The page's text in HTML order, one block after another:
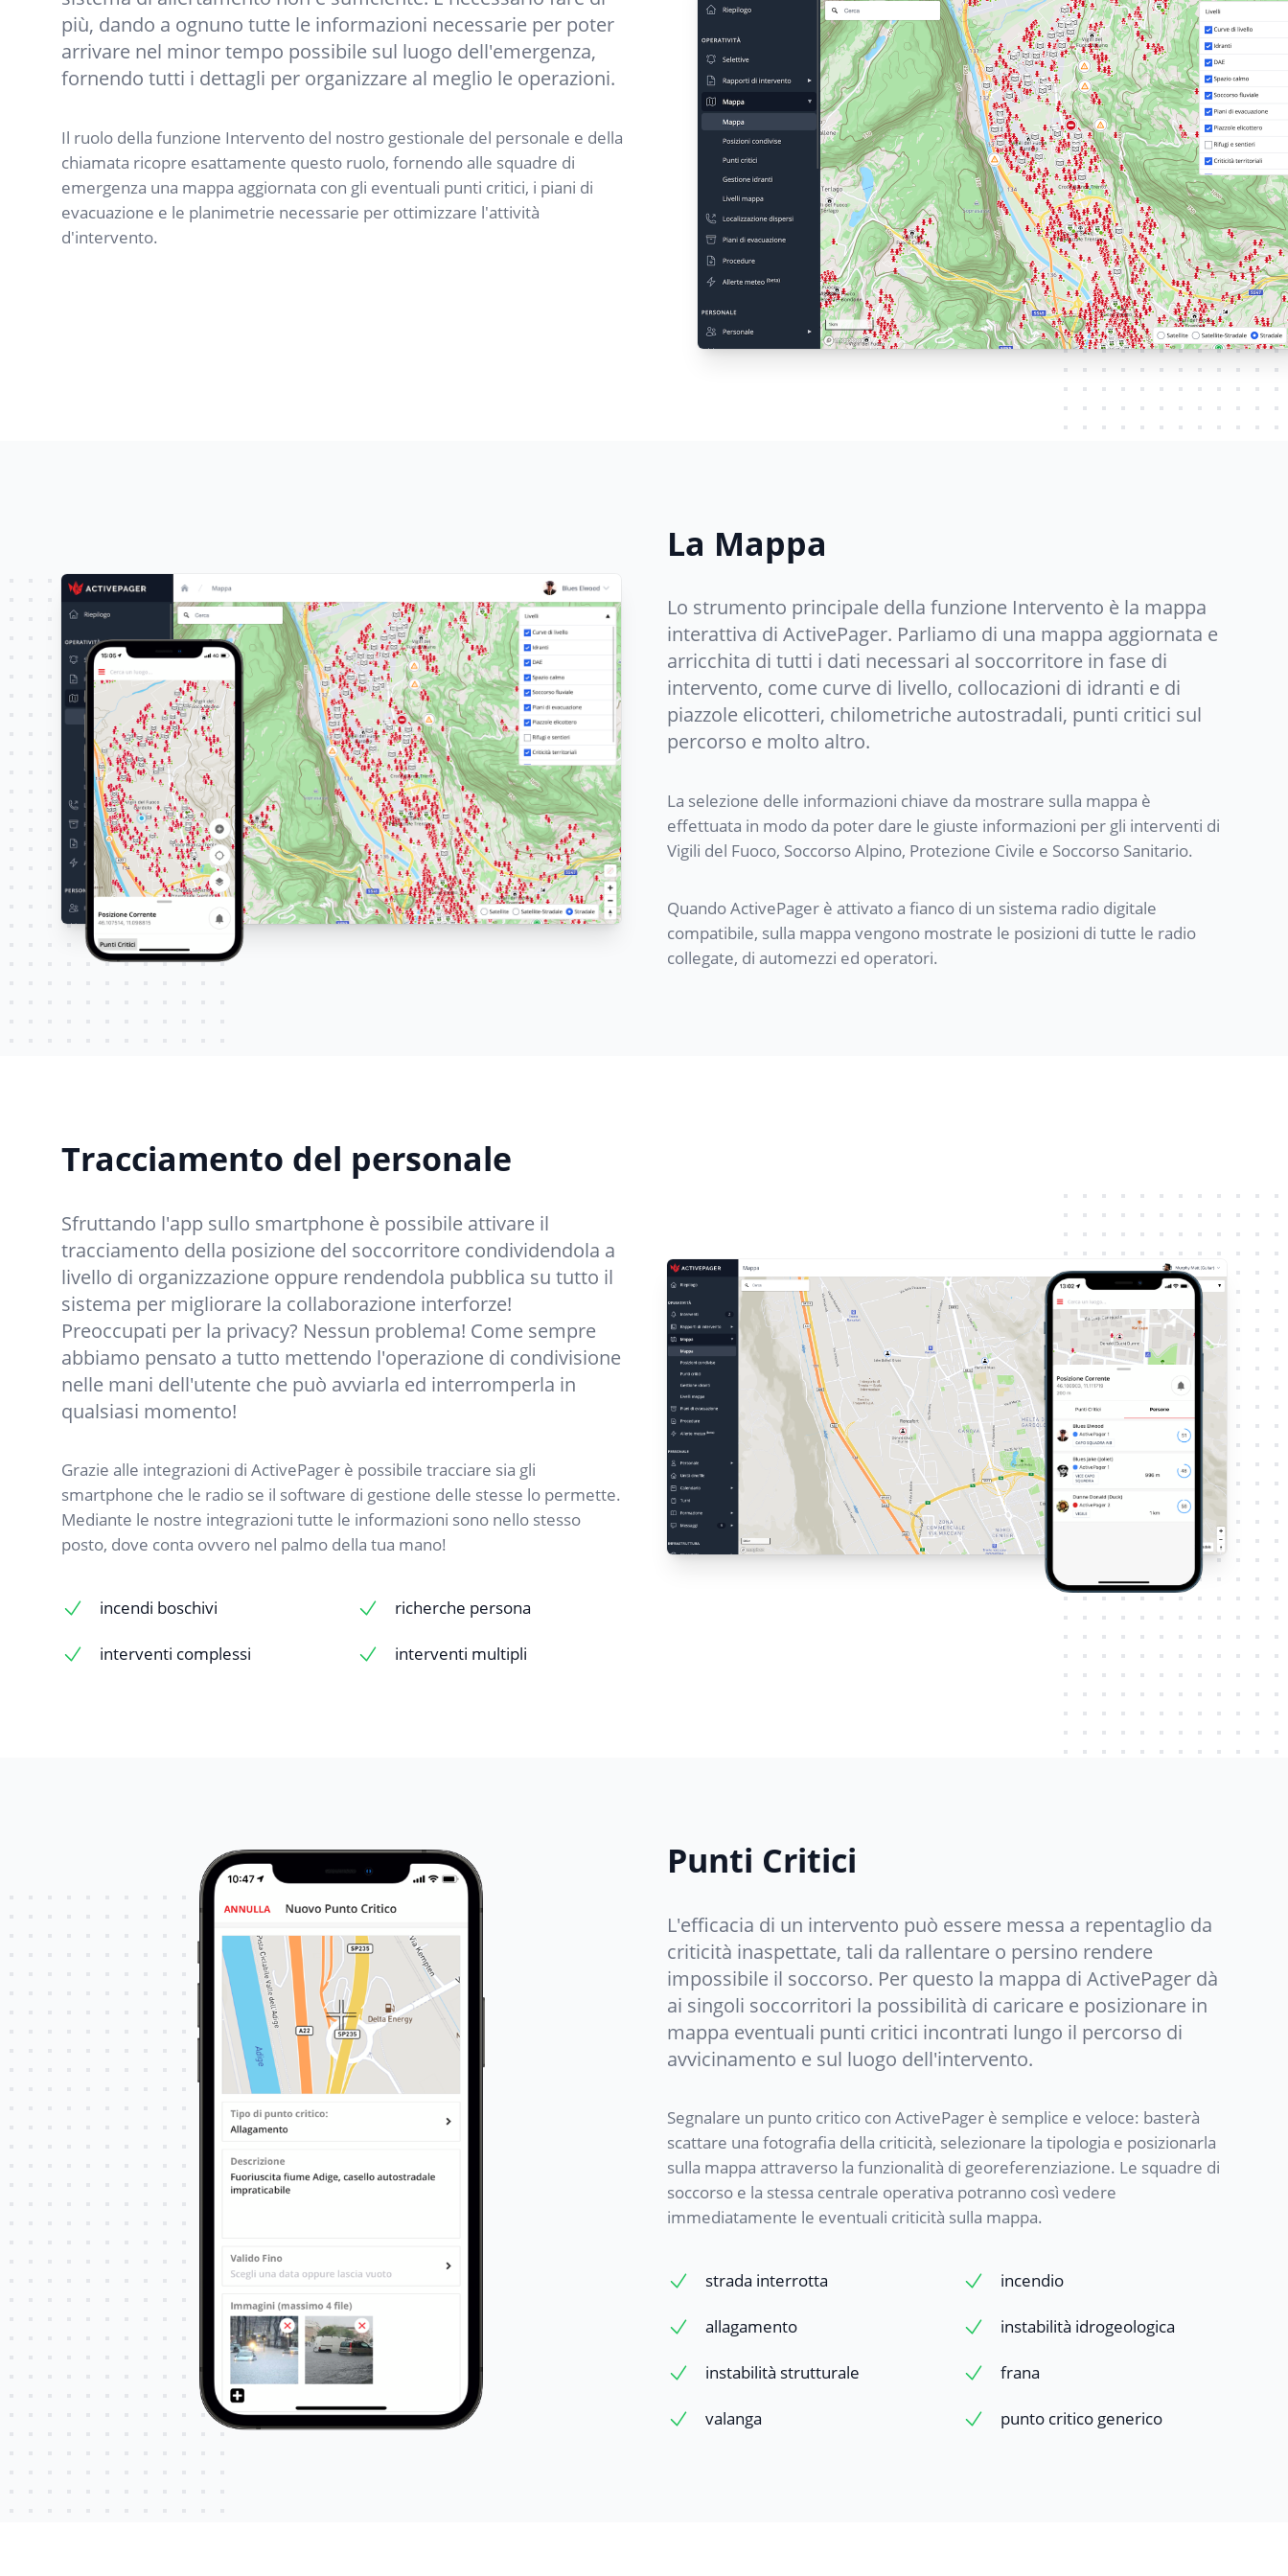
più, dando a ognuno tutte le informazioni necessarie per poter
arrivare nel minor tempo possibile sul luogo dell'emergenza,
fornendo tutti i dettagli per organizzare al meglio le operazioni.
Il ruolo della funzione Intervento del nostro gestionale del personale e della
chiamata ricopre esattamente questo ruolo, fornendo alle squadre di
emergenza una mappa aggiornata con gli eventuali punti critici, i piani di
evacuazione e le planimetrie necessarie per ottimizzare l'attività
d'intervento.
La Mappa
Lo strumento principale della funzione Intervento è la mappa
interattiva di ActivePager. Parliamo di una mappa aggiornata e
arricchita di tutti i dati necessari al soccorritore in fase di
intervento, come curve di livello, collocazioni di idranti e di
piazzole elicotteri, chilometriche autostradali, punti critici sul
percorso e molto altro.
La selezione delle informazioni chiave da mostrare sulla mappa è
effettuata in modo da poter dare le giuste informazioni per gli interventi di
Vigili del Fuoco, Soccorso Alpino, Protezione Civile e Soccorso Sanitario.
Quando ActivePager è attivato a fianco di un sistema radio digitale
compatibile, sulla mappa vengono mostrate le posizioni di tutte le radio
collegate, di automezzi ed operatori.
Tracciamento del personale
Sfruttando l'app sullo smartphone è possibile attivare il
tracciamento della posizione del soccorritore condividendola a
livello di organizzazione oppure rendendola pubblica su tutto il
sistema per migliorare la collaborazione interforze!
Preoccupati per la privacy? Nessun problema! Come sempre
abbiamo pensato a tutto mettendo l'operazione di condivisione
nelle mani dell'utente che può avviarla ed interromperla in
qualsiasi momento!
Grazie alle integrazioni di ActivePager è possibile tracciare sia gli
smartphone che le radio se il software di gestione delle stesse lo permette.
Mediante le nostre integrazioni tutte le informazioni sono nello stesso
posto, dove conta ovvero nel palmo della tua mano!
incendi boschivi richerche persona
interventi complessi interventi multipli
Punti Critici
L'efficacia di un intervento può essere messa a repentaglio da
criticità inaspettate, tali da rallentare o persino rendere
impossibile il soccorso. Per questo la mappa di ActivePager dà
ai singoli soccorritori la possibilità di caricare e posizionare in
mappa eventuali punti critici incontrati lungo il percorso di
avvicinamento e sul luogo dell'intervento.
Segnalare un punto critico con ActivePager è semplice e veloce: basterà
scattare una fotografia della criticità, selezionare la tipologia e posizionarla
sulla mappa attraverso la funzionalità di georeferenziazione. Le squadre di
soccorso e la stessa centrale operativa potranno così vedere
immediatamente le eventuali criticità sulla mappa.
strada interrotta incendio
allagamento instabilità idrogeologica
instabilità strutturale frana
valanga punto critico generico